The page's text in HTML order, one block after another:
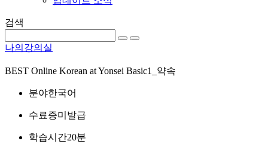
검색
나의강의실
BEST Online Korean at Yonsei Basic1_약속
분야한국어
수료증미발급
학습시간20분